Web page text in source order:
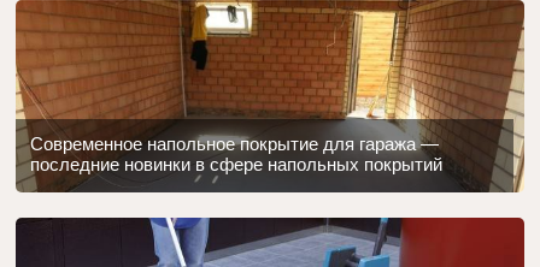
Современное напольное покрытие для гаража —
последние новинки в сфере напольных покрытий